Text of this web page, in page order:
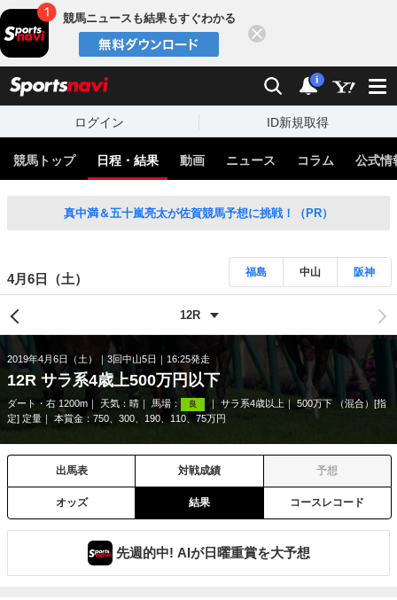
競馬ニュースも結果もすぐわかる
検索 通知
i
ログイン ID新規取得
競馬トップ 日程・結果 動画 ニュース コラム 公式情
真中満＆五十嵐亮太が佐賀競馬予想に挑戦！（PR）
4月6日（土） 福島 中山 阪神
2019年4月6日（土） 3回中山5日 16:25発走
12R サラ系4歳上500万円以下
ダート・右 1200m 天気： 晴 馬場： 良 サラ系4歳以上
500万下 （混合）[指
定] 定量
本賞金：750、300、190、110、75万円
出馬表 対戦成績 予想
オッズ 結果 コースレコード
先週的中! AIが日曜重賞を大予想